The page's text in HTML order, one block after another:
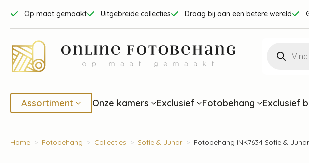
Op maat gemaakt Uitgebreide collecties Draag bij aan een betere wereld
zoeken
Assortiment Onze kamers Exclusief Fotobehang Exclusief
Home Fotobehang Collecties Sofie & Junar Fotobehang INK7634 Sofie &